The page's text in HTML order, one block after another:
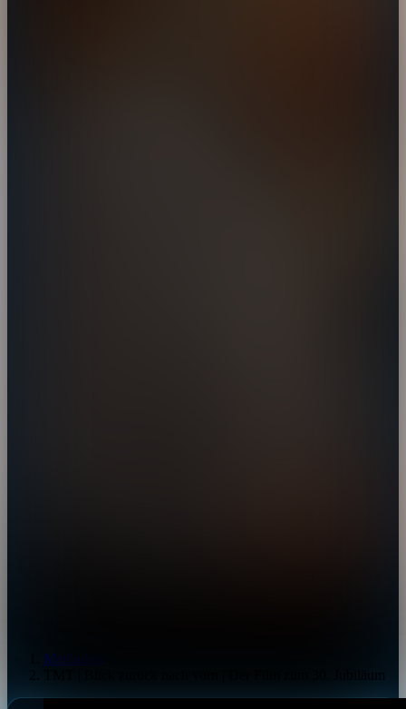
Mediathek
TMT | Blick zurück nach vorn | Der Film zum 30. Jubiläum